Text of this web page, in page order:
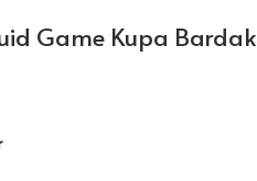
Game Kupa Bardak